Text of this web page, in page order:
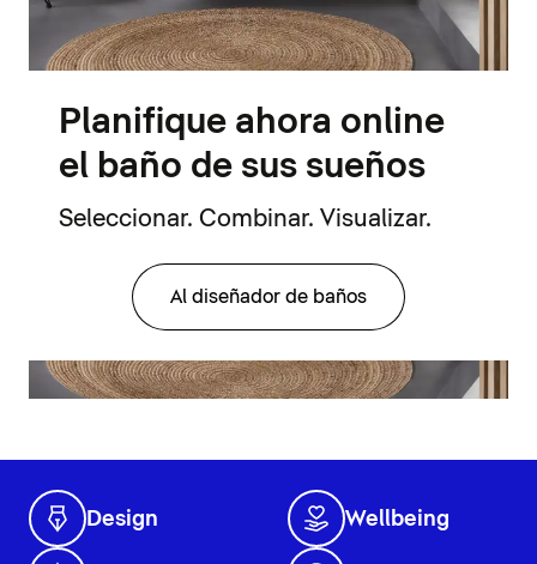
Planifique ahora online
el baño de sus sueños
Seleccionar. Combinar. Visualizar.
Al diseñador de baños
Design Wellbeing